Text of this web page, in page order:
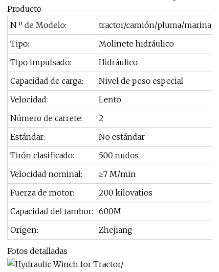
Producto
N º de Modelo:
tractor/camión/pluma/marina/
Tipo:
Molinete hidráulico
Tipo impulsado:
Hidráulico
Capacidad de carga:
Nivel de peso especial
Velocidad:
Lento
Número de carrete:
2
Estándar:
No estándar
Tirón clasificado:
500 nudos
Velocidad nominal:
≥7 M/min
Fuerza de motor:
200 kilovatios
Capacidad del tambor: 600M
Origen:
Zhejiang
Fotos detalladas